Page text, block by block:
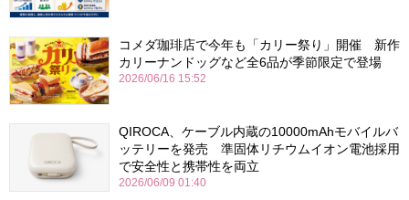
コメダ珈琲店で今年も「カリー祭り」開催 新作
カリーナンドッグなど全6品が季節限定で登場
2026/06/16 15:52
QIROCA、ケーブル内蔵の10000mAhモバイルバ
ッテリーを発売 準固体リチウムイオン電池採用
で安全性と携帯性を両立
2026/06/09 01:40